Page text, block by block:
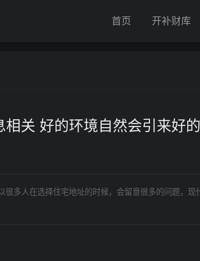
首页 开补财库
关 好的环境自然会引来好
很多人在选择住宅地址的时候，会留意很多的问题，